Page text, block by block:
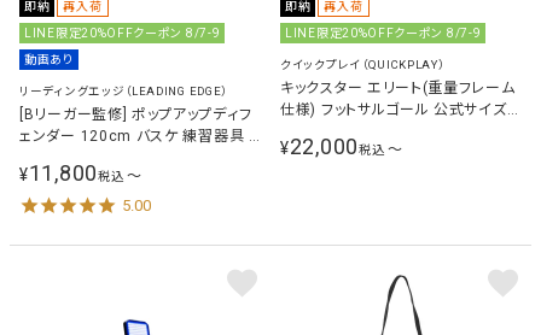
即納 再入荷
LINE限定20%OFFクーポン 8/7-9
動画あり
リーディングエッジ（LEADING EDGE）
[Bリーガー監修] ポップアップディフ
ェンダー 120cm バスケ 練習器具 ト
¥11,800税込 〜
5.00
即納 再入荷
LINE限定20%OFFクーポン 8/7-9
クイックプレイ（QUICKPLAY）
キックスター エリート(重量フレーム
仕様) フットサルゴール 公式サイズ
3MKSR Elite
¥22,000税込 〜